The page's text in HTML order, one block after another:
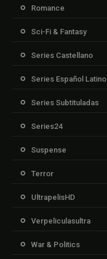
Romance
Sci-Fi & Fantasy
Series Castellano
Series Español Latino
Series Subtituladas
Series24
Suspense
Terror
UltrapelisHD
Verpeliculasultra
War & Politics